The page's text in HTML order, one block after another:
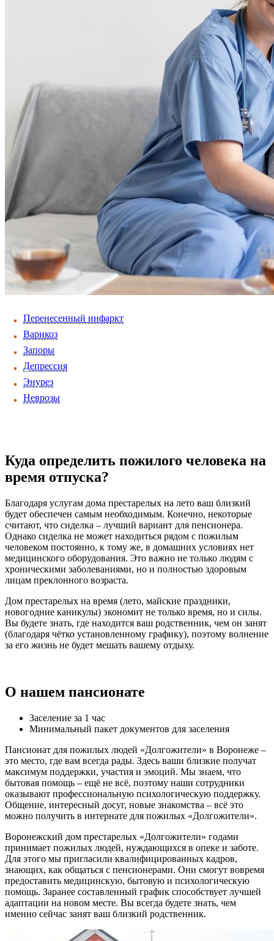
Перенесенный инфаркт
Варикоз
Запоры
Депрессия
Энурез
Неврозы
Куда определить пожилого человека на
время отпуска?
Благодаря услугам дома престарелых на лето ваш близкий
будет обеспечен самым необходимым. Конечно, некоторые
считают, что сиделка – лучший вариант для пенсионера.
Однако сиделка не может находиться рядом с пожилым
человеком постоянно, к тому же, в домашних условиях нет
медицинского оборудования. Это важно не только людям с
хроническими заболеваниями, но и полностью здоровым
лицам преклонного возраста.
Дом престарелых на время (лето, майские праздники,
новогодние каникулы) экономит не только время, но и силы.
Вы будете знать, где находится ваш родственник, чем он занят
(благодаря чётко установленному графику), поэтому волнение
за его жизнь не будет мешать вашему отдыху.
О нашем пансионате
Заселение за 1 час
Минимальный пакет документов для заселения
Пансионат для пожилых людей «Долгожители» в Воронеже –
это место, где вам всегда рады. Здесь ваши близкие получат
максимум поддержки, участия и эмоций. Мы знаем, что
бытовая помощь – ещё не всё, поэтому наши сотрудники
оказывают профессиональную психологическую поддержку.
Общение, интересный досуг, новые знакомства – всё это
можно получить в интернате для пожилых «Долгожители».
Воронежский дом престарелых «Долгожители» годами
принимает пожилых людей, нуждающихся в опеке и заботе.
Для этого мы пригласили квалифицированных кадров,
знающих, как общаться с пенсионерами. Они смогут вовремя
предоставить медицинскую, бытовую и психологическую
помощь. Заранее составленный график способствует лучшей
адаптации на новом месте. Вы всегда будете знать, чем
именно сейчас занят ваш близкий родственник.